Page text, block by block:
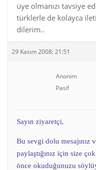
üye olmanızı tavsiye
türklerle de kolayca
dilerim..
29 Kasım 2008: 21:51
Anonim
Pasif
Sayın ziyaretçi,
Bu sevgi dolu mesajınız
paylaştığınız için size
önce okuduğunuzu